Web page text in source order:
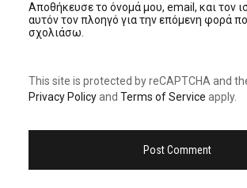
Αποθήκευσε το όνομά μου, email, και τον
αυτόν τον πλοηγό για την επόμενη φορά
σχολιάσω.
This site is protected by reCAPTCHA and
Privacy Policyand Terms of Service apply.